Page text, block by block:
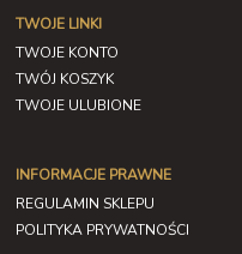
TWOJE LINKI
TWOJE KONTO
TWÓJ KOSZYK
TWOJE ULUBIONE
INFORMACJE PRAWNE
REGULAMIN SKLEPU
POLITYKA PRYWATNOŚCI